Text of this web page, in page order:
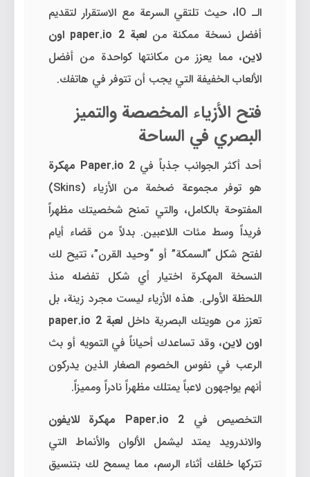
الـ IO، حيث تلتقي السرعة مع الاستقرار لتقديم
أفضل نسخة ممكنة من
لعبة paper.io 2 اون
لاين، مما يعزز من مكانتها كواحدة من أفضل
الألعاب الخفيفة التي يجب أن تتوفر في هاتفك.
فتح الأزياء المخصصة والتميز
البصري في الساحة
أحد أكثر الجوانب جذباً في Paper.io 2 مهكرة
هو توفر مجموعة ضخمة من الأزياء (Skins)
المفتوحة بالكامل، والتي تمنح شخصيتك مظهراً
فريداً وسط مئات اللاعبين. بدلاً من قضاء أيام
لفتح شكل “السمكة” أو “وحيد القرن”، تتيح لك
النسخة المهكرة اختيار أي شكل تفضله منذ
اللحظة الأولى. هذه الأزياء ليست مجرد زينة، بل
تعزز من هويتك البصرية داخل
لعبة paper.io 2
اون لاين، وقد تساعدك أحياناً في التمويه أو بث
الرعب في نفوس الخصوم الصغار الذين يدركون
أنهم يواجهون لاعباً يمتلك مظهراً نادراً ومميزاً.
التخصيص في Paper.io 2 مهكرة للايفون
والاندرويد يمتد ليشمل الألوان والأنماط التي
تتركها خلفك أثناء الرسم، مما يسمح لك بتنسيق